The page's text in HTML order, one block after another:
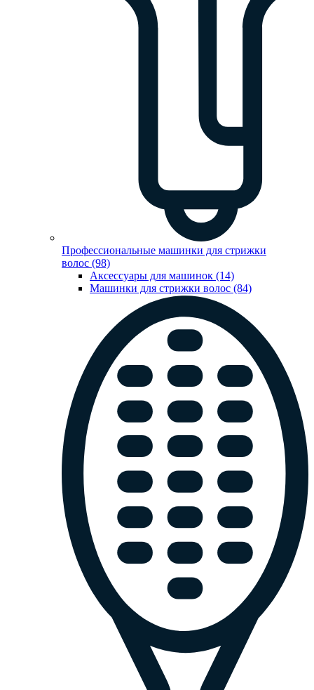
Профессиональные машинки для стрижки
волос (98)
Аксессуары для машинок (14)
Машинки для стрижки волос (84)